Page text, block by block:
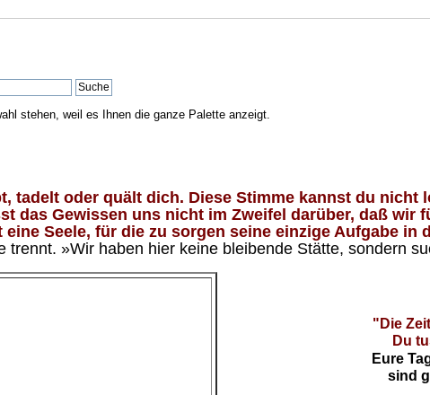
stehen, weil es Ihnen die ganze Palette anzeigt.
tadelt oder quält dich. Diese Stimme kannst du nicht
das Gewissen uns nicht im Zweifel darüber, daß wir
Seele, für die zu sorgen seine einzige Aufgabe in
»Wir haben hier keine bleibende Stätte, sondern
"Die
Du
Eure
sind